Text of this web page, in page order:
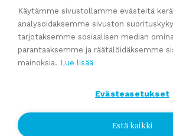
Käytämme sivustollamme evästeitä
analysoidaksemme sivuston
tarjotaksemme sosiaalisen median
parantaaksemme ja räätälöidäksemme
mainoksia. Lue lisää
Evästeasetukset
Estä kaikki